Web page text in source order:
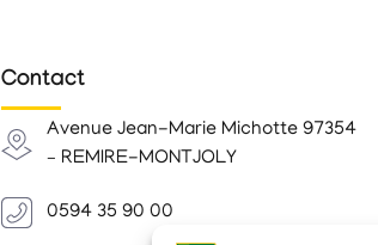
Contact
Avenue Jean-Marie Michotte 97354
– REMIRE-MONTJOLY
0594 35 90 00